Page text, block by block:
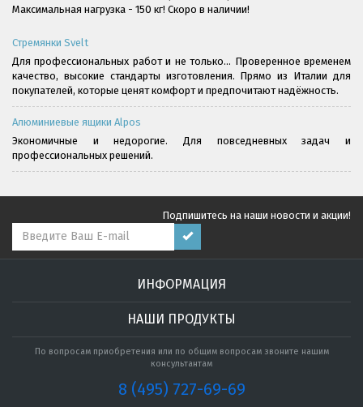
Максимальная нагрузка - 150 кг! Скоро в наличии!
Стремянки Svelt
Для профессиональных работ и не только... Проверенное временем
качество, высокие стандарты изготовления. Прямо из Италии для
покупателей, которые ценят комфорт и предпочитают надёжность.
Алюминиевые ящики Alpos
Экономичные и недорогие. Для повседневных задач и
профессиональных решений.
Подпишитесь на наши новости и акции!
ИНФОРМАЦИЯ
НАШИ ПРОДУКТЫ
По вопросам приобретения или по общим вопросам звоните нашим
консультантам
8 (495) 727-69-69